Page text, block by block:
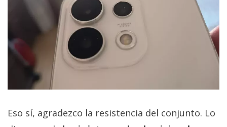
Eso sí, agradezco la resistencia del conjunto. Lo